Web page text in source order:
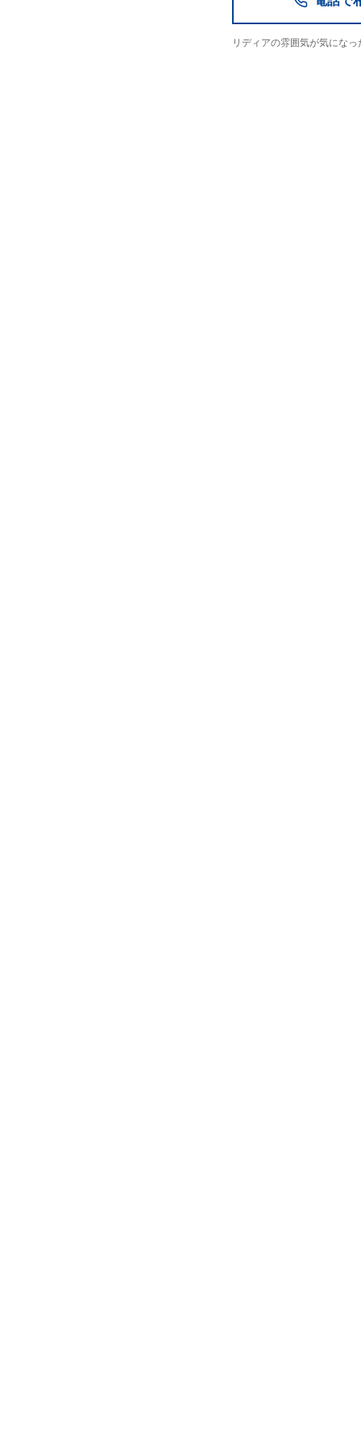
リディアの雰囲気が気にな